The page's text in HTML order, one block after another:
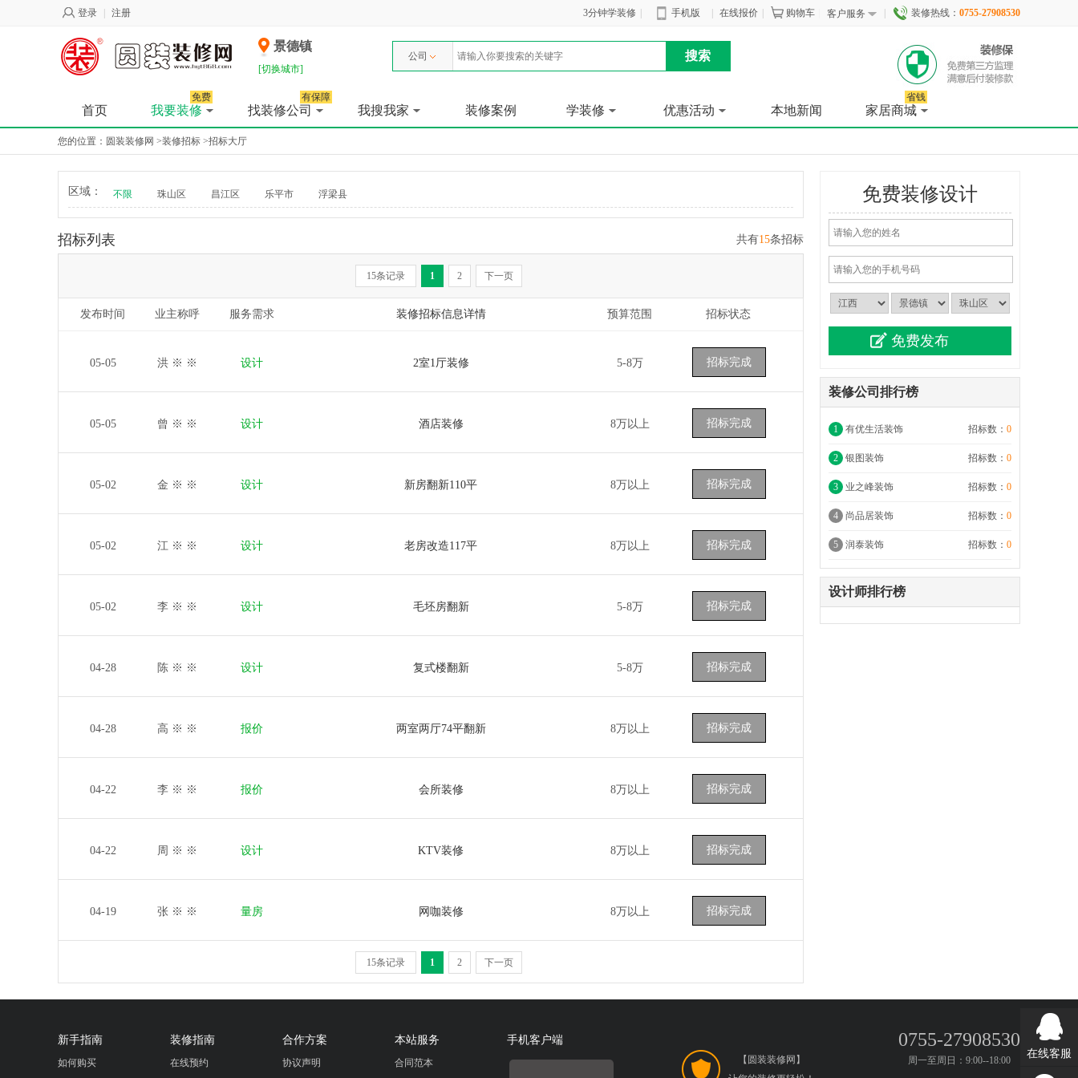
登录 注册 3分钟学装修 手机版 在线报价 购物车 客户服务 装修热线： 0755-27908530
景德镇
[切换城市]
公司
首页 我要装修
免费
找装修公司
有保障
我搜我家 装修案例 学装修 优惠活动 本地新闻 家居商城
省钱
您的位置： 圆装装修网 >装修招标 >招标大厅
区域： 不限 珠山区 昌江区 乐平市 浮梁县
招标列表 共有15条招标
15条记录 1 2 下一页
发布时间 业主称呼 服务需求 装修招标信息详情 预算范围 招标状态
05-05 洪 ※ ※ 设计 2室1厅装修 5-8万 招标完成
05-05 曾 ※ ※ 设计 酒店装修 8万以上 招标完成
05-02 金 ※ ※ 设计 新房翻新110平 8万以上 招标完成
05-02 江 ※ ※ 设计 老房改造117平 8万以上 招标完成
05-02 李 ※ ※ 设计 毛坯房翻新 5-8万 招标完成
04-28 陈 ※ ※ 设计 复式楼翻新 5-8万 招标完成
04-28 高 ※ ※ 报价 两室两厅74平翻新 8万以上 招标完成
04-22 李 ※ ※ 报价 会所装修 8万以上 招标完成
04-22 周 ※ ※ 设计 KTV装修 8万以上 招标完成
04-19 张 ※ ※ 量房 网咖装修 8万以上 招标完成
15条记录 1 2 下一页
免费装修设计
装修公司排行榜
1 有优生活装饰 招标数： 0
2 银图装饰 招标数： 0
3 业之峰装饰 招标数： 0
4 尚品居装饰 招标数： 0
5 润泰装饰 招标数： 0
设计师排行榜
新手指南
如何购买
装修指南
在线预约
合作方案
协议声明
本站服务
合同范本
手机客户端
【圆装装修网】
0755-27908530
周一至周日：9:00--18:00
在线客服